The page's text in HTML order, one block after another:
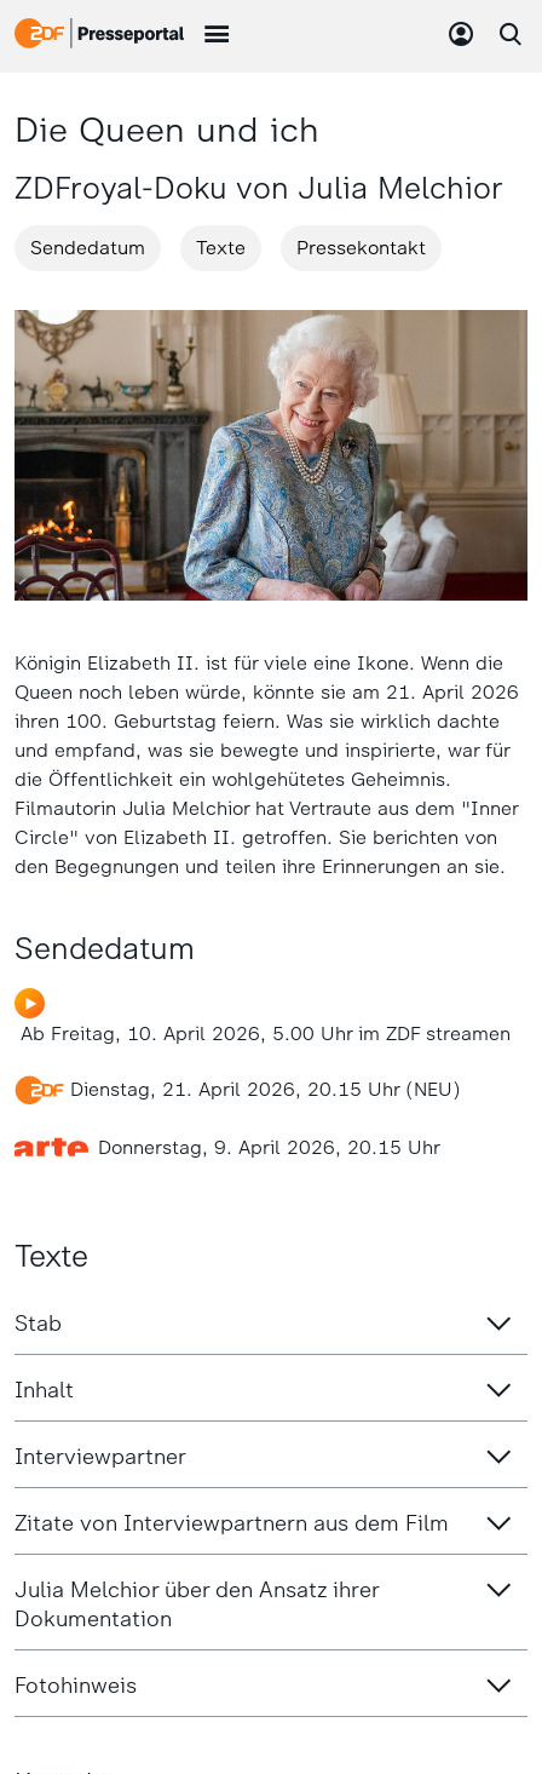
Die Queen und ich
ZDFroyal-Doku von Julia Melchior
Sendedatum Texte Pressekontakt
Königin Elizabeth II. ist für viele eine Ikone. Wenn die
Queen noch leben würde, könnte sie am 21. April 2026
ihren 100. Geburtstag feiern. Was sie wirklich dachte
und empfand, was sie bewegte und inspirierte, war für
die Öffentlichkeit ein wohlgehütetes Geheimnis.
Filmautorin Julia Melchior hat Vertraute aus dem "Inner
Circle" von Elizabeth II. getroffen. Sie berichten von
den Begegnungen und teilen ihre Erinnerungen an sie.
Sendedatum
Ab Freitag, 10. April 2026, 5.00 Uhr im ZDF streamen
Dienstag, 21. April 2026, 20.15 Uhr (NEU)
Donnerstag, 9. April 2026, 20.15 Uhr
Texte
Stab
Inhalt
​​​​​​​Interviewpartner
Zitate von Interviewpartnern aus dem Film
Julia Melchior über den Ansatz ihrer
Dokumentation
Fotohinweis